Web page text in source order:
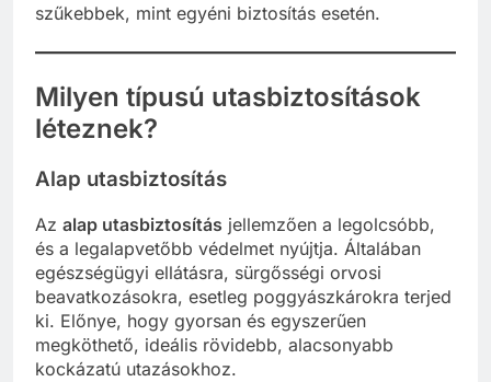
szűkebbek, mint egyéni biztosítás esetén.
Milyen típusú utasbiztosítások
léteznek?
Alap utasbiztosítás
Az alap utasbiztosítás jellemzően a legolcsóbb,
és a legalapvetőbb védelmet nyújtja. Általában
egészségügyi ellátásra, sürgősségi orvosi
beavatkozásokra, esetleg poggyászkárokra terjed
ki. Előnye, hogy gyorsan és egyszerűen
megköthető, ideális rövidebb, alacsonyabb
kockázatú utazásokhoz.